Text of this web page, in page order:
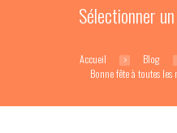
Sélectionner
Accueil Blog
Bonne fête à toutes